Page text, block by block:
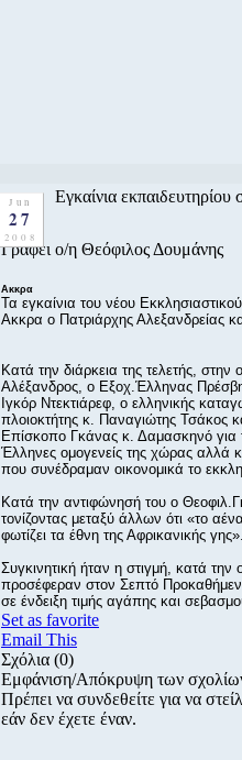
Jun
27
2008
Εγκαίνια εκπαιδευτηρίου
Γράφει ο/η Θεόφιλος Δουμάνης
Aκκρα
Τα εγκαίνια του νέου
Ακκρα ο Πατριάρχης Αλεξανδρείας
Κατά την διάρκεια της τελετής,
Αλέξανδρος, ο Εξοχ.Έλληνας
Ιγκόρ Ντεκτιάρεφ, ο ελληνικής
πλοιοκτήτης κ. Παναγιώτης Τσάκος
Επίσκοπο Γκάνας κ. Δαμασκηνό για
Έλληνες ομογενείς της χώρας αλλά
που συνέδραμαν οικονομικά το
Κατά την αντιφώνησή του ο
τονίζοντας μεταξύ άλλων ότι «το
φωτίζει τα έθνη της Αφρικανικής
Συγκινητική ήταν η στιγμή, κατά την
προσέφεραν στον Σεπτό
σε ένδειξη τιμής αγάπης και
Set as favorite
Email This
Σχόλια (0)
Εμφάνιση/Απόκρυψη των
Πρέπει να συνδεθείτε για να
εάν δεν έχετε έναν.